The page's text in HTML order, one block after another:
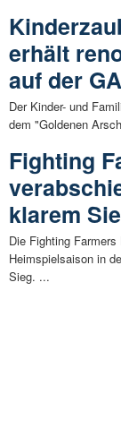
erhält
auf der
Der Kinder- und
dem "Goldenen
Fighting
klarem
Die Fighting
Heimspielsaison in
Sieg. ...